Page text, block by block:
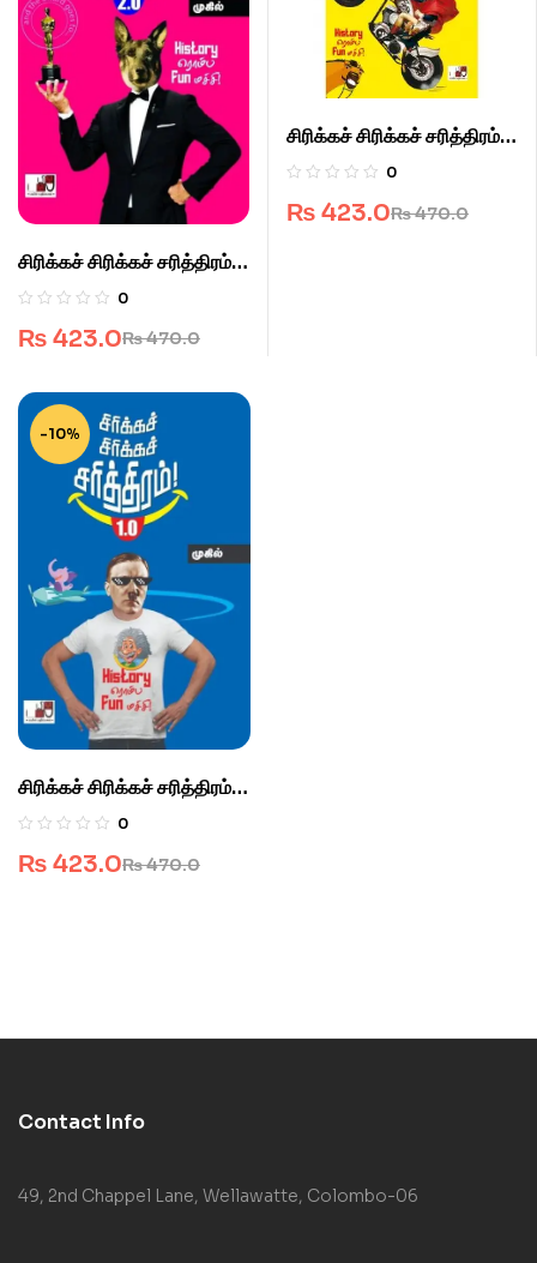
சிரிக்கச் சிரிக்கச் சரித்திரம்
2.0
0
₨470.0
₨ 423.0
சிரிக்கச் சிரிக்கச் சரித்திரம்
3.0
0
₨470.0
₨ 423.0
-10%
சிரிக்கச் சிரிக்கச் சரித்திரம்
1.0
0
₨470.0
₨ 423.0
Contact Info
49, 2nd Chappel Lane, Wellawatte, Colombo-06